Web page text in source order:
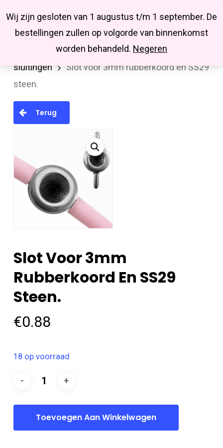
Wij zijn gesloten van 1 augustus t/m 1 september. De
bestellingen zullen op volgorde van binnenkomst
worden behandeld. Negeren
main
Missbluesieraden
searchaccount
Onderdelen Sluitingen
Diverse
sluitingen
Slot voor 3mm rubberkoord en SS29
steen.
Terug
Slot Voor 3mm
Rubberkoord En SS29
Steen.
€0.88
18 op voorraad
Toevoegen Aan Winkelwagen
Close